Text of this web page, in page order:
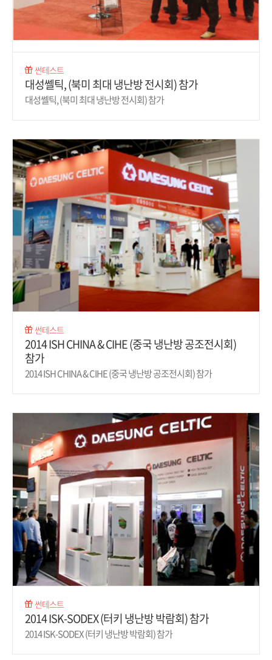
썬테스트
대성쎌틱, (북미 최대 냉난방 전시회) 참가
대성쎌틱, (북미 최대 냉난방 전시회) 참가
썬테스트
2014 ISH CHINA & CIHE (중국 냉난방 공조전시회)
참가
2014 ISH CHINA & CIHE (중국 냉난방 공조전시회) 참가
썬테스트
2014 ISK-SODEX (터키 냉난방 박람회) 참가
2014 ISK-SODEX (터키 냉난방 박람회) 참가